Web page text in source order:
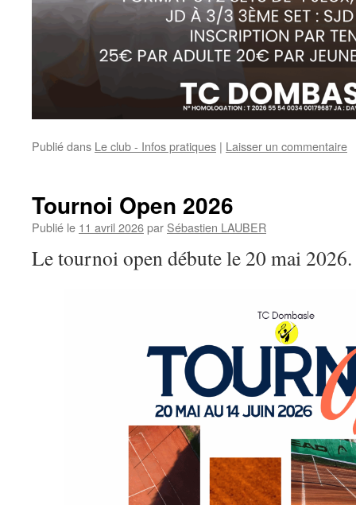
Publié dans Le club - Infos pratiques | Laisser un commentaire
Tournoi Open 2026
Publié le 11 avril 2026par Sébastien LAUBER
Le tournoi open débute le 20 mai 2026.